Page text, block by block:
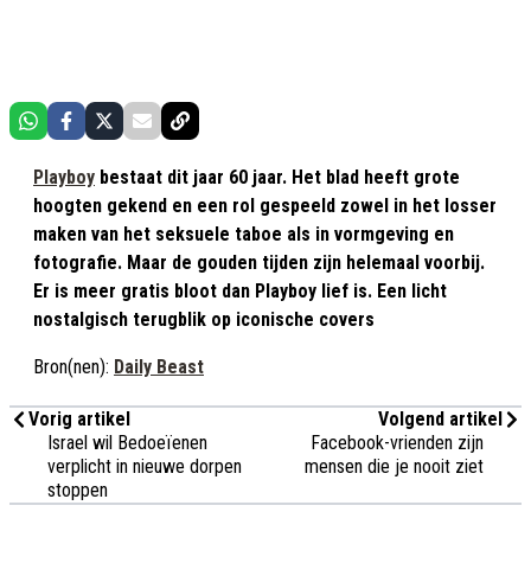
Playboy bestaat dit jaar 60 jaar. Het blad heeft grote
hoogten gekend en een rol gespeeld zowel in het losser
maken van het seksuele taboe als in vormgeving en
fotografie. Maar de gouden tijden zijn helemaal voorbij.
Er is meer gratis bloot dan Playboy lief is. Een licht
nostalgisch terugblik op iconische covers
Bron(nen): Daily Beast
Vorig artikel
Israel wil Bedoeïenen
verplicht in nieuwe dorpen
stoppen
Volgend artikel
Facebook-vrienden zijn
mensen die je nooit ziet